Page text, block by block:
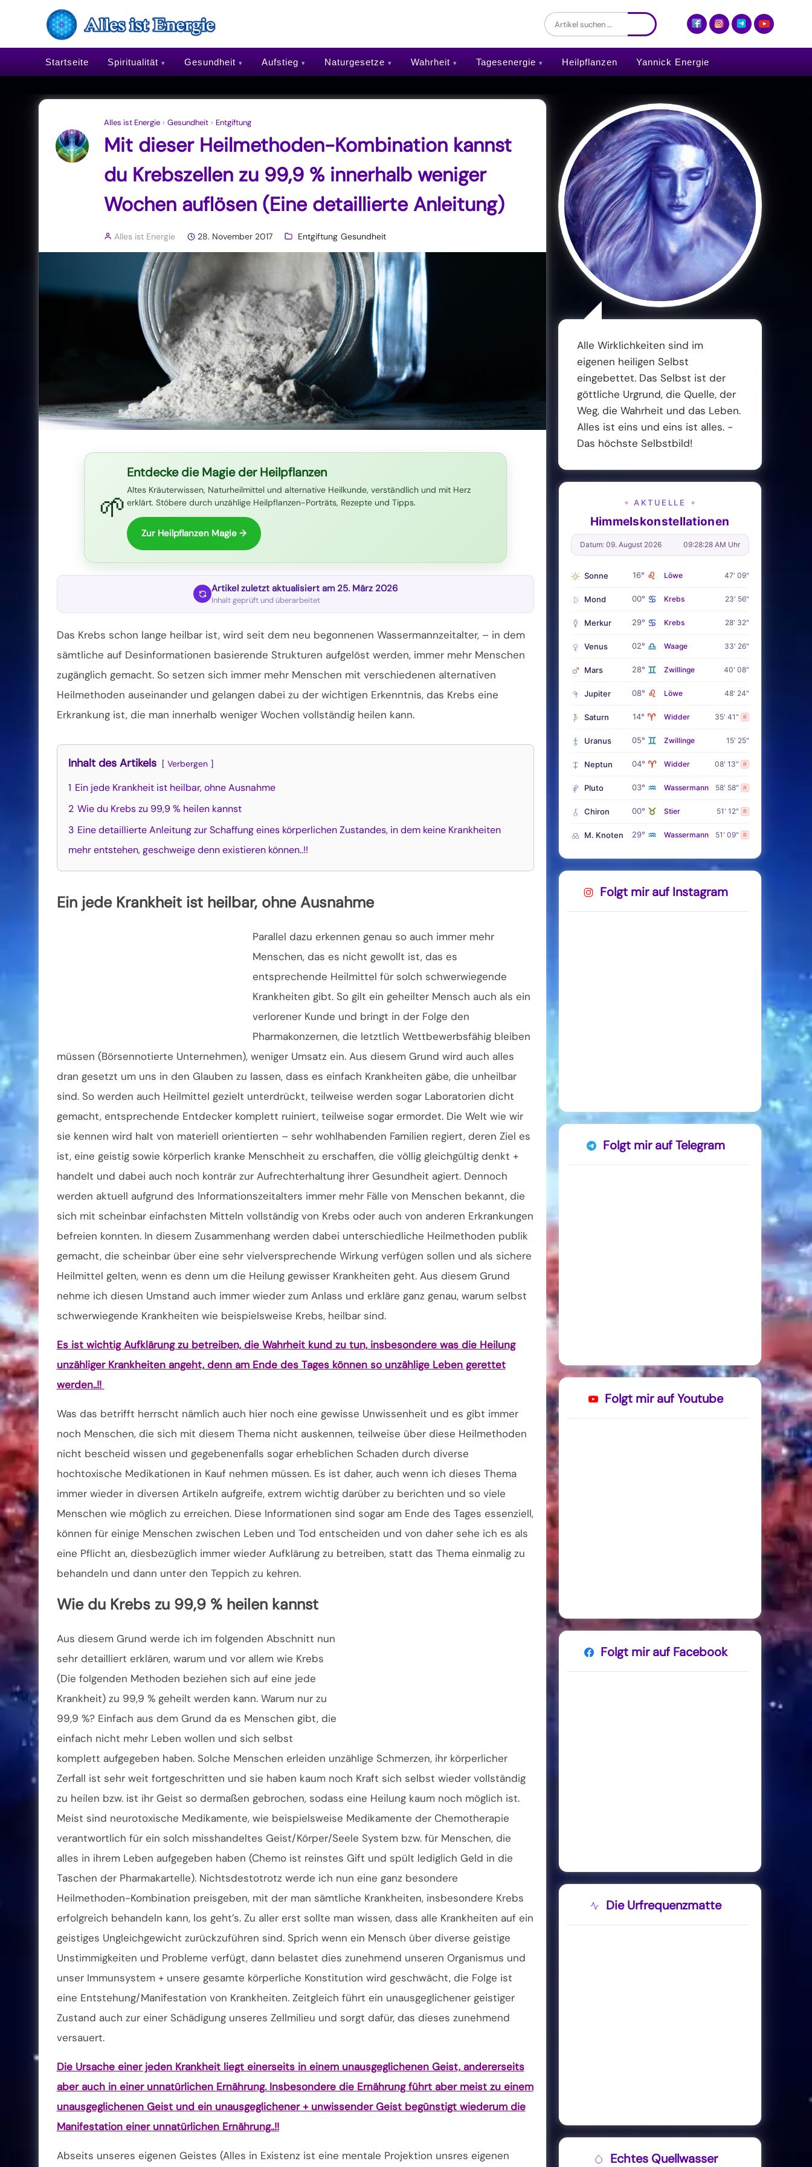
Startseite Spiritualität Gesundheit Aufstieg Naturgesetze Wahrheit Tagesenergie Heilpflanzen Yannick Energie
Alles ist Energie › Gesundheit › Entgiftung
Mit dieser Heilmethoden-Kombination kannst
du Krebszellen zu 99,9 % innerhalb weniger
Wochen auflösen (Eine detaillierte Anleitung)
Alles ist Energie 28. November 2017 Entgiftung Gesundheit
🌱
Entdecke die Magie der Heilpflanzen
Altes Kräuterwissen, Naturheilmittel und alternative Heilkunde, verständlich und mit Herz
erklärt. Stöbere durch unzählige Heilpflanzen-Porträts, Rezepte und Tipps.
Zur Heilpflanzen Magie →
Artikel zuletzt aktualisiert am 25. März 2026
Inhalt geprüft und überarbeitet
Das Krebs schon lange heilbar ist, wird seit dem neu begonnenen Wassermannzeitalter, – in dem
sämtliche auf Desinformationen basierende Strukturen aufgelöst werden, immer mehr Menschen
zugänglich gemacht. So setzen sich immer mehr Menschen mit verschiedenen alternativen
Heilmethoden auseinander und gelangen dabei zu der wichtigen Erkenntnis, das Krebs eine
Erkrankung ist, die man innerhalb weniger Wochen vollständig heilen kann.
Inhalt des Artikels Verbergen
1 Ein jede Krankheit ist heilbar, ohne Ausnahme
2 Wie du Krebs zu 99,9 % heilen kannst
3 Eine detaillierte Anleitung zur Schaffung eines körperlichen Zustandes, in dem keine Krankheiten
mehr entstehen, geschweige denn existieren können..!!
Ein jede Krankheit ist heilbar, ohne Ausnahme
Parallel dazu erkennen genau so auch immer mehr
Menschen, das es nicht gewollt ist, das es
entsprechende Heilmittel für solch schwerwiegende
Krankheiten gibt. So gilt ein geheilter Mensch auch als ein
verlorener Kunde und bringt in der Folge den
Pharmakonzernen, die letztlich Wettbewerbsfähig bleiben
müssen (Börsennotierte Unternehmen), weniger Umsatz ein. Aus diesem Grund wird auch alles
dran gesetzt um uns in den Glauben zu lassen, dass es einfach Krankheiten gäbe, die unheilbar
sind. So werden auch Heilmittel gezielt unterdrückt, teilweise werden sogar Laboratorien dicht
gemacht, entsprechende Entdecker komplett ruiniert, teilweise sogar ermordet. Die Welt wie wir
sie kennen wird halt von materiell orientierten – sehr wohlhabenden Familien regiert, deren Ziel es
ist, eine geistig sowie körperlich kranke Menschheit zu erschaffen, die völlig gleichgültig denkt +
handelt und dabei auch noch konträr zur Aufrechterhaltung ihrer Gesundheit agiert. Dennoch
werden aktuell aufgrund des Informationszeitalters immer mehr Fälle von Menschen bekannt, die
sich mit scheinbar einfachsten Mitteln vollständig von Krebs oder auch von anderen Erkrankungen
befreien konnten. In diesem Zusammenhang werden dabei unterschiedliche Heilmethoden publik
gemacht, die scheinbar über eine sehr vielversprechende Wirkung verfügen sollen und als sichere
Heilmittel gelten, wenn es denn um die Heilung gewisser Krankheiten geht. Aus diesem Grund
nehme ich diesen Umstand auch immer wieder zum Anlass und erkläre ganz genau, warum selbst
schwerwiegende Krankheiten wie beispielsweise Krebs, heilbar sind.
Es ist wichtig Aufklärung zu betreiben, die Wahrheit kund zu tun, insbesondere was die Heilung
unzähliger Krankheiten angeht, denn am Ende des Tages können so unzählige Leben gerettet
werden..!!
Was das betrifft herrscht nämlich auch hier noch eine gewisse Unwissenheit und es gibt immer
noch Menschen, die sich mit diesem Thema nicht auskennen, teilweise über diese Heilmethoden
nicht bescheid wissen und gegebenenfalls sogar erheblichen Schaden durch diverse
hochtoxische Medikationen in Kauf nehmen müssen. Es ist daher, auch wenn ich dieses Thema
immer wieder in diversen Artikeln aufgreife, extrem wichtig darüber zu berichten und so viele
Menschen wie möglich zu erreichen. Diese Informationen sind sogar am Ende des Tages essenziell,
können für einige Menschen zwischen Leben und Tod entscheiden und von daher sehe ich es als
eine Pflicht an, diesbezüglich immer wieder Aufklärung zu betreiben, statt das Thema einmalig zu
behandeln und dann unter den Teppich zu kehren.
Wie du Krebs zu 99,9 % heilen kannst
Aus diesem Grund werde ich im folgenden Abschnitt nun
sehr detailliert erklären, warum und vor allem wie Krebs
(Die folgenden Methoden beziehen sich auf eine jede
Krankheit) zu 99,9 % geheilt werden kann. Warum nur zu
99,9 %? Einfach aus dem Grund da es Menschen gibt, die
einfach nicht mehr Leben wollen und sich selbst
komplett aufgegeben haben. Solche Menschen erleiden unzählige Schmerzen, ihr körperlicher
Zerfall ist sehr weit fortgeschritten und sie haben kaum noch Kraft sich selbst wieder vollständig
zu heilen bzw. ist ihr Geist so dermaßen gebrochen, sodass eine Heilung kaum noch möglich ist.
Meist sind neurotoxische Medikamente, wie beispielsweise Medikamente der Chemotherapie
verantwortlich für ein solch misshandeltes Geist/Körper/Seele System bzw. für Menschen, die
alles in ihrem Leben aufgegeben haben (Chemo ist reinstes Gift und spült lediglich Geld in die
Taschen der Pharmakartelle). Nichtsdestotrotz werde ich nun eine ganz besondere
Heilmethoden-Kombination preisgeben, mit der man sämtliche Krankheiten, insbesondere Krebs
erfolgreich behandeln kann, los geht’s. Zu aller erst sollte man wissen, dass alle Krankheiten auf ein
geistiges Ungleichgewicht zurückzuführen sind. Sprich wenn ein Mensch über diverse geistige
Unstimmigkeiten und Probleme verfügt, dann belastet dies zunehmend unseren Organismus und
unser Immunsystem + unsere gesamte körperliche Konstitution wird geschwächt, die Folge ist
eine Entstehung/Manifestation von Krankheiten. Zeitgleich führt ein unausgeglichener geistiger
Zustand auch zur einer Schädigung unseres Zellmilieu und sorgt dafür, das dieses zunehmend
versauert.
Die Ursache einer jeden Krankheit liegt einerseits in einem unausgeglichenen Geist, andererseits
aber auch in einer unnatürlichen Ernährung. Insbesondere die Ernährung führt aber meist zu einem
unausgeglichenen Geist und ein unausgeglichener + unwissender Geist begünstigt wiederum die
Manifestation einer unnatürlichen Ernährung..!!
Abseits unseres eigenen Geistes (Alles in Existenz ist eine mentale Projektion unsres eigenen
Alle Wirklichkeiten sind im
eigenen heiligen Selbst
eingebettet. Das Selbst ist der
göttliche Urgrund, die Quelle, der
Weg, die Wahrheit und das Leben.
Alles ist eins und eins ist alles. -
Das höchste Selbstbild!
✦ AKTUELLE ✦
Himmelskonstellationen
Datum: 09. August 2026 09:28:29 AM Uhr
Sonne 16° ♌ Löwe 47' 09"
Mond 00° ♋ Krebs 23' 56"
Merkur 29° ♋ Krebs 28' 32"
Venus 02° ♎ Waage 33' 26"
Mars 28° ♊ Zwillinge 40' 08"
Jupiter 08° ♌ Löwe 48' 24"
Saturn 14° ♈ Widder 35' 41" R
Uranus 05° ♊ Zwillinge 15' 25"
Neptun 04° ♈ Widder 08' 13" R
Pluto 03° ♒ Wassermann 58' 58" R
Chiron 00° ♉ Stier 51' 12" R
M. Knoten 29° ♒ Wassermann 51' 09" R
Folgt mir auf Instagram
Folgt mir auf Telegram
Folgt mir auf Youtube
Folgt mir auf Facebook
Die Urfrequenzmatte
Echtes Quellwasser